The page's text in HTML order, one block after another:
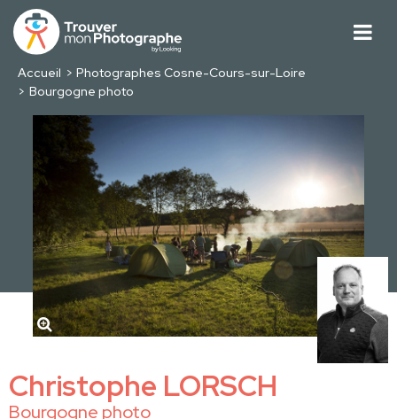
Accueil
Photographes Cosne-Cours-sur-Loire
Bourgogne photo
Christophe LORSCH
Bourgogne photo